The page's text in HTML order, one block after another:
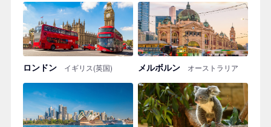
ロンドン イギリス(英国) メルボルン オーストラリア